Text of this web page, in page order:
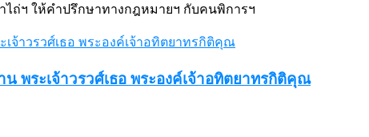
ถ่ฯ ให้คำปรึกษาทางกฎหมายฯ กับคนพิการฯ
พระเจ้าวรวศ์เธอ พระองค์เจ้าอทิตยาทรกิติคุณ